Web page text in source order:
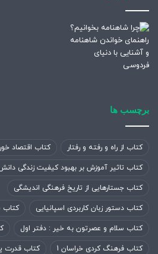
برچسب ها
کتاب از راه و رفته و رفتار کتاب اقتصاد
کتاب تاثیر آموزش بر بهبود کیفیت زندگی دانش
کتاب جستارهایی از تاریخ فرهنگی اندیشگی
کتاب دستور زبان کاربردی اسپانیایی کتاب
کتاب سلام و عصرتون به خیر : دفتر اول
کتاب فرهنگ کردی خراسان 1 کتاب قدرت